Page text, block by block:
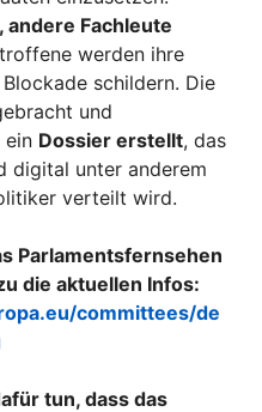
Fachleute
werden ihre
schildern. Die
und
ein Dossier erstellt, das
digital unter anderem
verteilt wird.
Parlamentsfernsehen
die aktuellen Infos:
committees/de
tun, dass das